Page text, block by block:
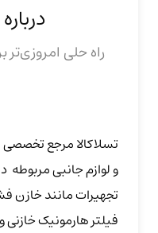
راه حلی
تسلاکالا مرجع
و لوازم جانبی
تجهیرات مانند خازن
فیلتر هارمونیک خازنی